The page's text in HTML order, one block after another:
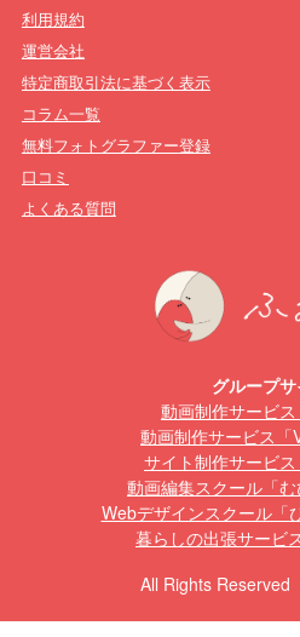
利用規約
運営会社
特定商取引法に基づく表示
コラム一覧
無料フォトグラファー登録
口コミ
よくある質問
グループサ
動画制作サービス
動画制作サービス「
サイト制作サービス
動画編集スクール「む
Webデザインスクール「
暮らしの出張サービ
All Rights